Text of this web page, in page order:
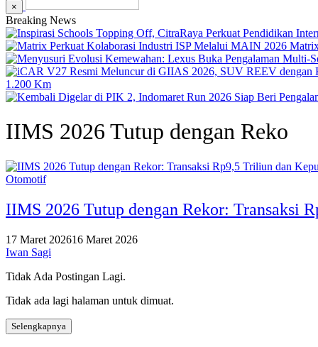
×
Breaking News
1.200 Km
IIMS 2026 Tutup dengan Reko
Otomotif
IIMS 2026 Tutup dengan Rekor: Transaksi
17 Maret 202616 Maret 2026
Iwan Sagi
Tidak Ada Postingan Lagi.
Tidak ada lagi halaman untuk dimuat.
Selengkapnya